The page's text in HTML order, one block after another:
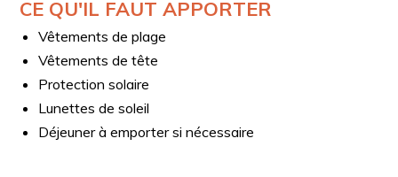
côte amalfitaine, moyennant un coût supplémentaire à
payer sur place.
CE QU'IL FAUT APPORTER
Vêtements de plage
Vêtements de tête
Protection solaire
Lunettes de soleil
Déjeuner à emporter si nécessaire